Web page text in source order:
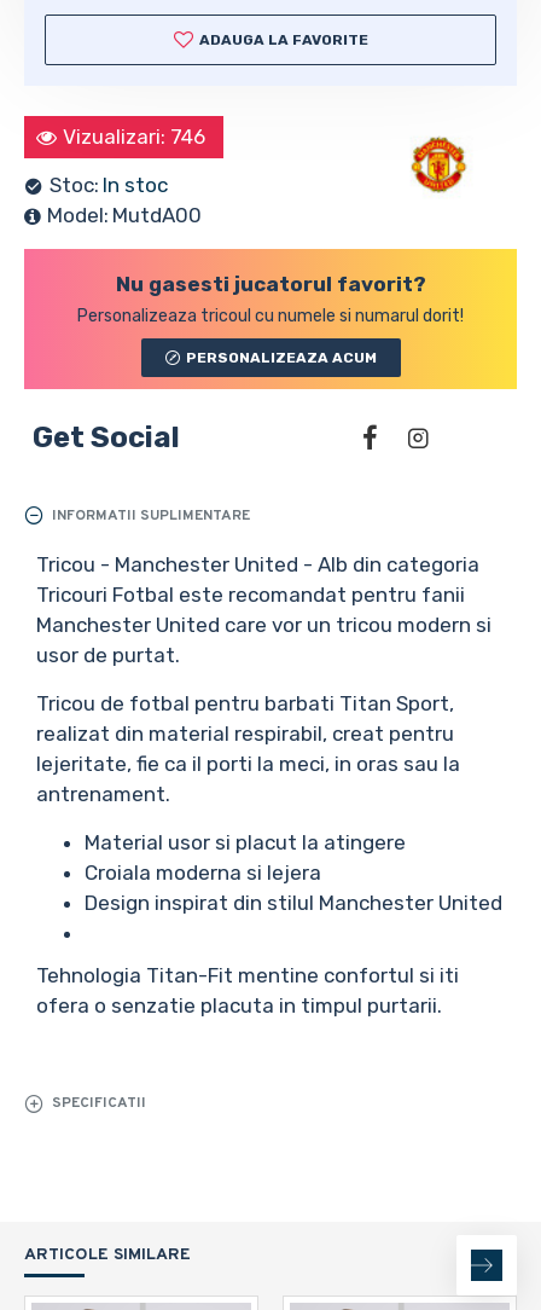
Stoc: In stoc
Model: MutdA00
Vizualizari: 746
ADAUGA LA FAVORITE
Get Social
Nu gasesti jucatorul favorit?
Personalizeaza tricoul cu numele si numarul dorit!
PERSONALIZEAZA ACUM
INFORMATII SUPLIMENTARE
Tricou - Manchester United - Alb din categoria
Tricouri Fotbal este recomandat pentru fanii
Manchester United care vor un tricou modern si
usor de purtat.
Tricou de fotbal pentru barbati Titan Sport,
realizat din material respirabil, creat pentru
lejeritate, fie ca il porti la meci, in oras sau la
antrenament.
Material usor si placut la atingere
Croiala moderna si lejera
Design inspirat din stilul Manchester United
Tehnologia Titan-Fit mentine confortul si iti
ofera o senzatie placuta in timpul purtarii.
SPECIFICATII
ARTICOLE SIMILARE